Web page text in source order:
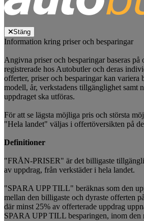
Stäng
Information kring priser och besparingar
Angivna priser och besparingar baseras på
registrerade hos Autobutler och deras
offerter, priser och besparingar kan variera
modell, år, verkstadens tillgänglighet samt
uppdraget ska utföras.
För att se lägsta möjliga pris och största
"Hela landet" väljas i offertöversikten på
Definitioner
"FRÅN-PRISER" är det billigaste
av uppdrag, från verkstäder i hela landet.
"SPARA UPP TILL" beräknas som den
mellan den billigaste och dyraste offerten
där minst 25% av offerterade uppdrag
SPARA UPP TILL besparingen, inom den